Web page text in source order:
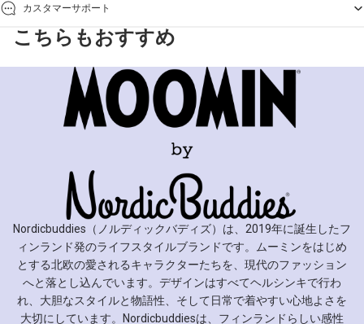
カスタマーサポート
こちらもおすすめ
Nordicbuddies（ノルディックバディズ）は、2019年に誕生したフ
ィンランド発のライフスタイルブランドです。ムーミンをはじめ
とする北欧の愛されるキャラクターたちを、現代のファッション
へと落とし込んでいます。デザインはすべてヘルシンキで行わ
れ、大胆なスタイルと物語性、そして日常で着やすい心地よさを
大切にしています。Nordicbuddiesは、フィンランドらしい感性